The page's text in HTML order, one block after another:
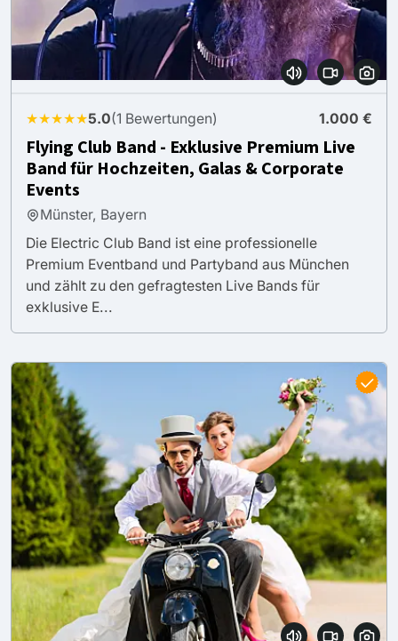
★★★★★5.0(1 Bewertungen) 1.000 €
Flying Club Band - Exklusive Premium Live
Band für Hochzeiten, Galas & Corporate
Events
Münster, Bayern
Die Electric Club Band ist eine professionelle
Premium Eventband und Partyband aus München
und zählt zu den gefragtesten Live Bands für
exklusive E...